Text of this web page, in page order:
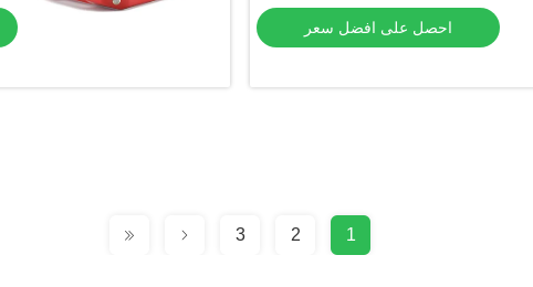
احصل على افضل سعر
1
2
3